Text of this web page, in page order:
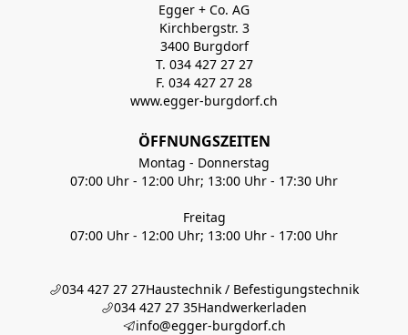
Egger + Co. AG
Kirchbergstr. 3
3400 Burgdorf
T. 034 427 27 27
F. 034 427 27 28
www.egger-burgdorf.ch
ÖFFNUNGSZEITEN
Montag - Donnerstag
07:00 Uhr - 12:00 Uhr; 13:00 Uhr - 17:30 Uhr
Freitag
07:00 Uhr - 12:00 Uhr; 13:00 Uhr - 17:00 Uhr
034 427 27 27Haustechnik / Befestigungstechnik
034 427 27 35Handwerkerladen
info@egger-burgdorf.ch